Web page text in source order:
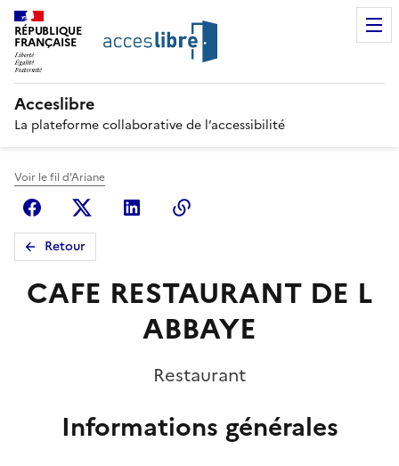
RÉPUBLIQUE
FRANÇAISE
Acceslibre
La plateforme collaborative de l’accessibilité
Voir le fil d'Ariane
FacebookX (anciennement Twitter)
Linkedin
Retour
CAFE RESTAURANT DE L
ABBAYE
Restaurant
Informations générales